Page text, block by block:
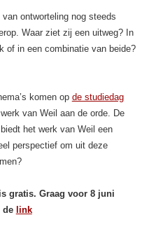
van ontworteling nog steeds
Waar ziet zij een uitweg? In
of in een combinatie van beide?
komen op de studiedag
van Weil aan de orde. De
het werk van Weil een
perspectief om uit deze
gratis. Graag voor 8 juni
de link